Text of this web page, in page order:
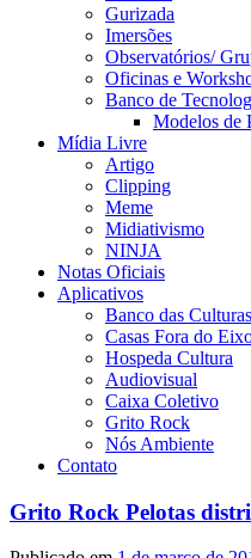
Gurizada
Imersões
Observatórios/
Oficinas e
Banco de
Modelos de
Mídia Livre
Artigo
Clipping
Meme
Midiativismo
NINJA
Notas Oficiais
Aplicativos
Banco das Culturas
Casas Fora do
Hospeda Cultura
Audiovisual
Caixa Coletivo
Grito Rock
Nós Ambiente
Contato
Grito Rock Pelotas